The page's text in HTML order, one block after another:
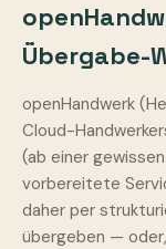
Übergabe-
openHandwerk
Cloud-
(ab einer
vorbereitete
daher per
übergeben —